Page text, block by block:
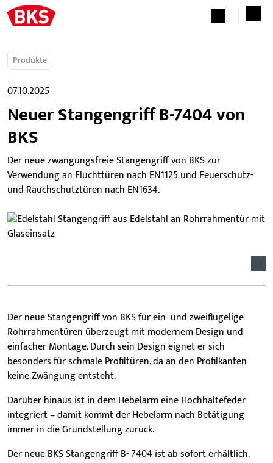
Produkte
07.10.2025
Neuer Stangengriff B-7404 von
BKS
Der neue zwängungsfreie Stangengriff von BKS zur
Verwendung an Fluchttüren nach EN1125 und Feuerschutz-
und Rauchschutztüren nach EN1634.
Der neue Stangengriff von BKS für ein- und zweiflügelige
Rohrrahmentüren überzeugt mit modernem Design und
einfacher Montage. Durch sein Design eignet er sich
besonders für schmale Profiltüren, da an den Profilkanten
keine Zwängung entsteht.
Darüber hinaus ist in dem Hebelarm eine Hochhaltefeder
integriert – damit kommt der Hebelarm nach Betätigung
immer in die Grundstellung zurück.
Der neue BKS Stangengriff B- 7404 ist ab sofort erhältlich.